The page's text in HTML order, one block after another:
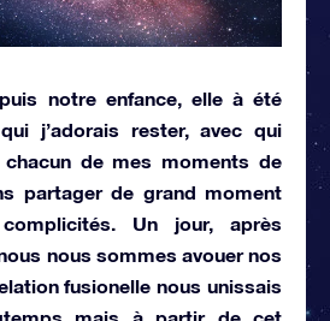
notre enfance, elle à été
j’adorais rester, avec qui
de mes moments de
partager de grand moment
Un jour, après
nous sommes avouer nos
fusionelle nous unissais